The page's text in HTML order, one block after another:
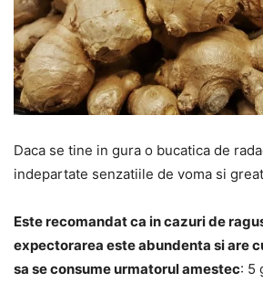
Daca se tine in gura o bucatica de
indepartate senzatiile de voma si
Este recomandat ca in cazuri de
expectorarea este abundenta si are
sa se consume urmatorul amestec: 5